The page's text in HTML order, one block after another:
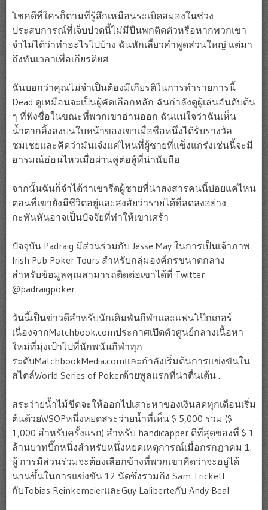
โชคดีที่ใครก็ตามที่รู้สึกเหมือนระเบิดสมองในช่วง
ประสบการณ์ที่เจ็บปวดนี้ไม่มีปืนพกติดตัวหรือหากพวกเขา
จำไม่ได้ว่าทำอะไรไปบ้าง ฉันหักเลี้ยวคำพูดส่วนใหญ่ แต่มา
ถึงทันเวลาเพื่อเกียรติยศ
ฉันบอกว่าคุณไม่จำเป็นต้องมีเกียรติในการทำรายการนี้
Dead ดูเหมือนจะเป็นผู้คัดเลือกหลัก ฉันกำลังดูผู้เล่นอันดับต้น
ๆ ที่ฟังชื่อในขณะที่พวกเขาอ่านออก ฉันแน่ใจว่าฉันเห็น
น้ำตากลิ้งลงบนใบหน้าของเขาเมื่อชื่อหนึ่งได้รับรางวัล
ชมเชยและคิดว่ามันเจ๋งแค่ไหนที่ผู้ชายที่แข็งแกร่งเช่นนี้จะมี
อารมณ์อ่อนไหวเมื่อผ่านคู่ต่อสู้ที่น่านับถือ
จากนั้นฉันก็จำได้ว่าเขารีดผู้ชายที่น่าสงสารคนนี้บ่อยแค่ไหน
ตอนที่เขายังมีชีวิตอยู่และสงสัยว่ารายได้ที่ลดลงอย่าง
กะทันหันอาจเป็นปัจจัยที่ทำให้เขาเศร้า
ปัจจุบัน Padraig มีส่วนร่วมกับ Jesse May ในการเป็นเจ้าภาพ
Irish Pub Poker Tours สำหรับกลุ่มองค์กรขนาดกลาง
สำหรับข้อมูลคุณสามารถติดต่อเขาได้ที่ Twitter
@padraigpoker
วันนี้เป็นข่าวดีสำหรับนักเดิมพันกีฬาและแฟนโป๊กเกอร์
เนื่องจากMatchbook.comประกาศเปิดตัวศูนย์กลางเนื้อหา
ใหม่ที่มุ่งเป้าไปที่นักพนันกีฬาทุก
ระดับMatchbookMedia.comและกำลังเริ่มต้นการแข่งขันใน
สไตล์World Series of Pokerด้วยพูลแรกที่น่าตื่นเต้น .
สระว่ายน้ำไม้ขีดจะให้ออกไปเสาะหาของเงินสดทุกเดือนเริ่ม
ต้นด้วยWSOPหนึ่งหยดสระว่ายน้ำที่เห็น $ 5,000 รวม ($
1,000 สำหรับครั้งแรก) สำหรับ handicapper ดีที่สุดของที่ $ 1
ล้านบาทบิ๊กหนึ่งสำหรับหนึ่งหยดเหตุการณ์เมื่อกรกฎาคม 1.
ผู้ การมีส่วนร่วมจะต้องเลือกข้างที่พวกเขาคิดว่าจะอยู่ได้
นานขึ้นในการแข่งขัน 12 นัดซึ่งรวมถึง Sam Trickett
กับTobias ReinkemeierและGuy Laliberteกับ Andy Beal